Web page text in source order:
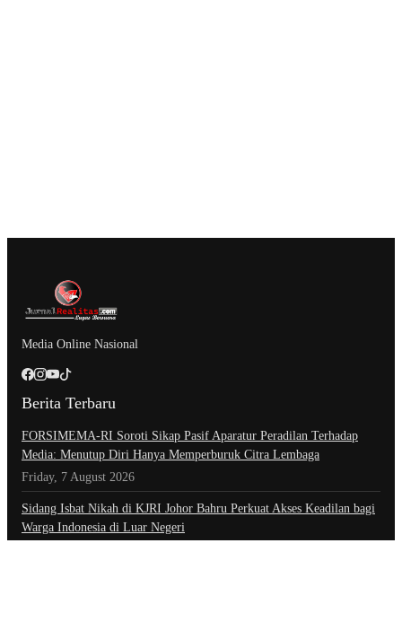
Media Online Nasional
Berita Terbaru
​FORSIMEMA-RI Soroti Sikap Pasif Aparatur Peradilan Terhadap
Media: Menutup Diri Hanya Memperburuk Citra Lembaga
Friday, 7 August 2026
Sidang Isbat Nikah di KJRI Johor Bahru Perkuat Akses Keadilan bagi
Warga Indonesia di Luar Negeri